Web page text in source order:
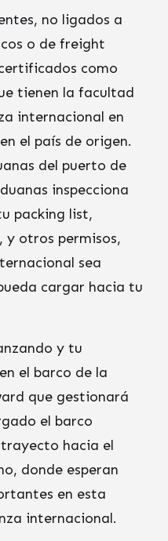
no ligados a
o de freight
como
tienen la facultad
internacional en
el país de origen.
del puerto de
inspecciona
packing list,
otros permisos,
sea
cargar hacia tu
y tu
el barco de la
que gestionará
el barco
hacia el
donde esperan
en esta
internacional.